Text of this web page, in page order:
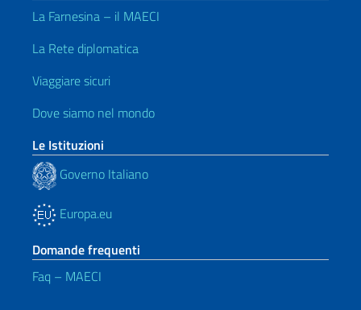
La Farnesina – il MAECI
La Rete diplomatica
Viaggiare sicuri
Dove siamo nel mondo
Le Istituzioni
Governo Italiano
Europa.eu
Domande frequenti
Faq – MAECI